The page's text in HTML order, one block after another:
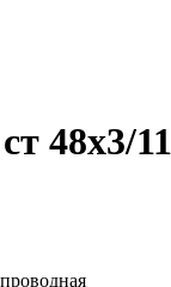
48х3/